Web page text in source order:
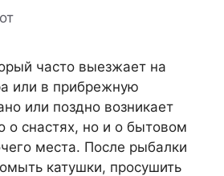
от
часто выезжает на
или в прибрежную
или поздно возникает
о снастях, но и о бытовом
места. После рыбалки
катушки, просушить